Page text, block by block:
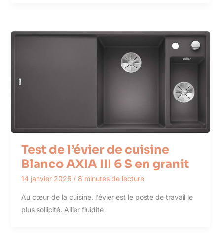
Test de l’évier de cuisine
Blanco AXIA III 6 S en granit
14 janvier 2026 / 8 minutes de lecture
Au cœur de la cuisine, l’évier est le poste de travail le
plus sollicité. Allier fluidité